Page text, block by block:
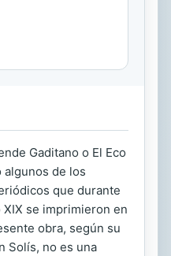
Gaditano o El Eco
de los
que durante
se imprimieron en
obra, según su
Solís, no es una